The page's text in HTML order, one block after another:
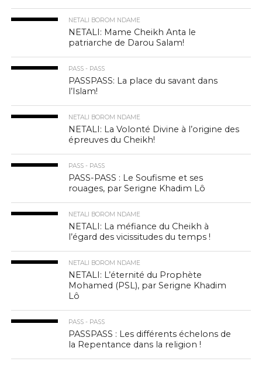
NETALI BOROM NDAME
NETALI: Mame Cheikh Anta le
patriarche de Darou Salam!
PASS - PASS
PASSPASS: La place du savant dans
l’Islam!
NETALI BOROM NDAME
NETALI: La Volonté Divine à l’origine des
épreuves du Cheikh!
PASS - PASS
PASS-PASS : Le Soufisme et ses
rouages, par Serigne Khadim Lô
NETALI BOROM NDAME
NETALI: La méfiance du Cheikh à
l’égard des vicissitudes du temps !
NETALI BOROM NDAME
NETALI: L’éternité du Prophète
Mohamed (PSL), par Serigne Khadim
Lô
PASS - PASS
PASSPASS : Les différents échelons de
la Repentance dans la religion !